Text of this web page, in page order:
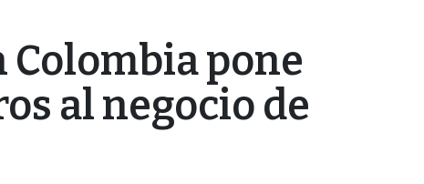
pone
al negocio de